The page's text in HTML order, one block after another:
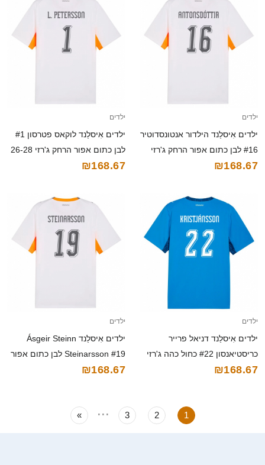
ילדים
ילדים אִיסלַנד הילדור אנטונסדוטיר
#16 לבן כתום אפור הרחק ג'רזי
26-28 חולצה קצרה
₪168.67
ילדים
ילדים אִיסלַנד לוקאס פטרסון #1
לבן כתום אפור הרחק ג'רזי 26-28
חולצה קצרה
₪168.67
ילדים
ילדים אִיסלַנד דניאל פרייר
כריסטיאנסון #22 כחול כהה ג'רזי
ביתית 26-28 חולצה קצרה
₪168.67
ילדים
ילדים אִיסלַנד Ásgeir Steinn
Steinarsson #19 לבן כתום אפור
הרחק ג'רזי 26-28 חולצה קצרה
₪168.67
1
2
3
...
»